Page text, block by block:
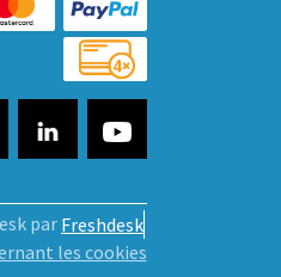
par Freshdesk
les cookies